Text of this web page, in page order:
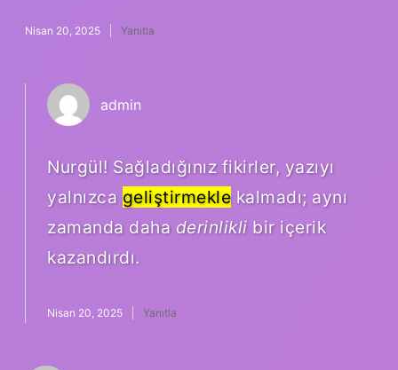
Nisan 20, 2025 Yanıtla
admin
Nurgül! Sağladığınız fikirler, yazıyı
yalnızca geliştirmeklekalmadı; aynı
zamanda daha derinlikli bir içerik
kazandırdı.
Nisan 20, 2025 Yanıtla